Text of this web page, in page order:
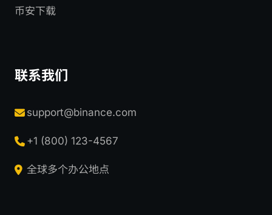
币安下载
联系我们
support@binance.com
+1 (800) 123-4567
全球多个办公地点